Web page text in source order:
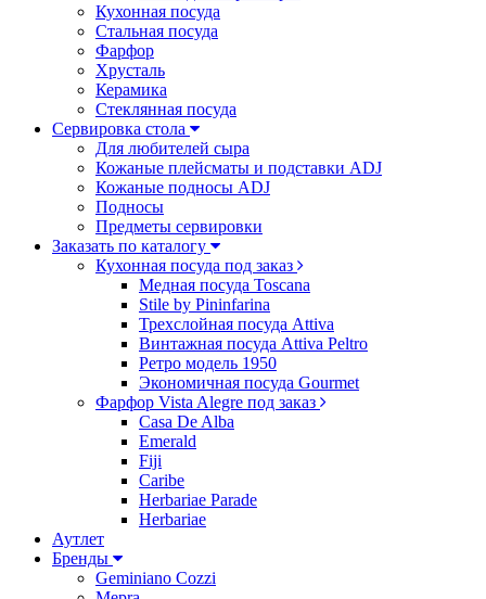
Кухонная посуда
Стальная посуда
Фарфор
Хрусталь
Керамика
Стеклянная посуда
Сервировка стола
Для любителей сыра
Кожаные плейсматы и подставки ADJ
Кожаные подносы ADJ
Подносы
Предметы сервировки
Заказать по каталогу
Кухонная посуда под заказ
Медная посуда Toscana
Stile by Pininfarina
Трехслойная посуда Attiva
Винтажная посуда Attiva Peltro
Ретро модель 1950
Экономичная посуда Gourmet
Фарфор Vista Alegre под заказ
Casa De Alba
Emerald
Fiji
Caribe
Herbariae Parade
Herbariae
Аутлет
Бренды
Geminiano Cozzi